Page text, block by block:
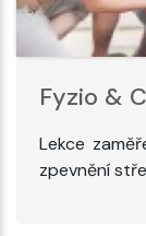
Fyzio &
Lekce
zpevnění